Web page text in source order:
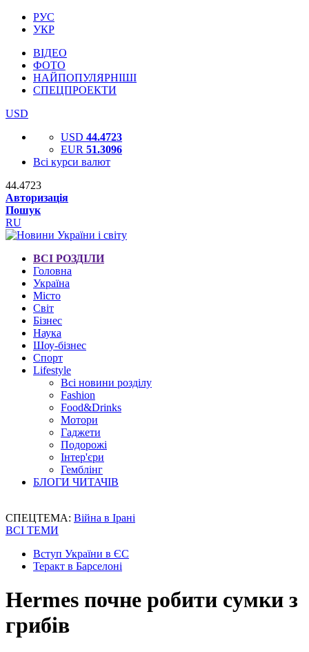
РУС
УКР
ВІДЕО
ФОТО
НАЙПОПУЛЯРНІШІ
СПЕЦПРОЕКТИ
USD
USD 44.4723
EUR 51.3096
Всі курси валют
44.4723
Авторизація
Пошук
RU
ВСІ РОЗДІЛИ
Головна
Україна
Місто
Світ
Бізнес
Наука
Шоу-бізнес
Спорт
Lifestyle
Всі новини розділу
Fashion
Food&Drinks
Мотори
Гаджети
Подорожі
Інтер'єри
Гемблінг
БЛОГИ ЧИТАЧІВ
СПЕЦТЕМА: Війна в Ірані
ВСІ ТЕМИ
Вступ України в ЄС
Теракт в Барселоні
Hermеs почне робити сумки з
грибів